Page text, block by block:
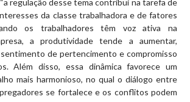
regulação desse tema contribui na tarefa de
da classe trabalhadora e de fatores
os trabalhadores têm voz ativa na
a produtividade tende a aumentar,
de pertencimento e compromisso
Além disso, essa dinâmica favorece um
mais harmonioso, no qual o diálogo entre
se fortalece e os conflitos podem